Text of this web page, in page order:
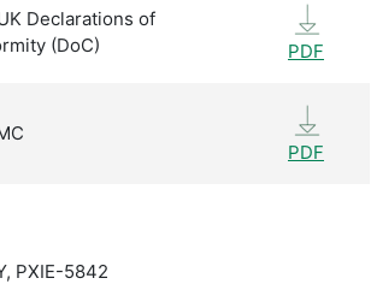
Declarations of
(DoC)
PDF
PDF
PXIE-5842